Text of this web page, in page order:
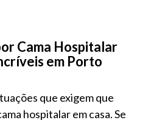
Cama Hospitalar
em Porto
que exigem que
hospitalar em casa. Se